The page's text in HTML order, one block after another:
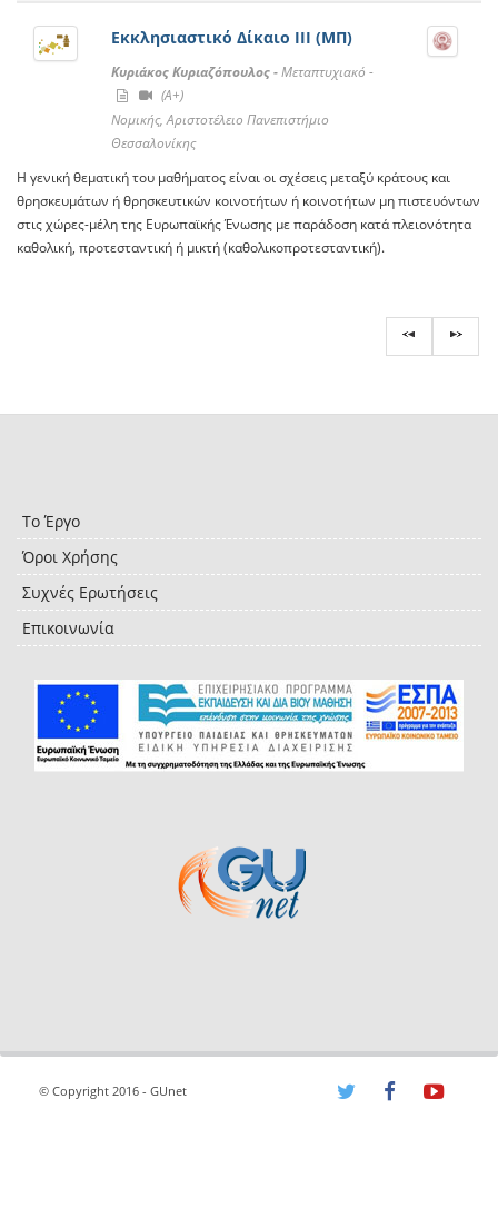
Εκκλησιαστικό Δίκαιο ΙΙΙ (ΜΠ)
Κυριάκος Κυριαζόπουλος -Μεταπτυχιακό -
(A+)
Νομικής, Αριστοτέλειο Πανεπιστήμιο
Θεσσαλονίκης
Η γενική θεματική του μαθήματος είναι οι σχέσεις μεταξύ κράτους και
θρησκευμάτων ή θρησκευτικών κοινοτήτων ή κοινοτήτων μη πιστευόντων
στις χώρες-μέλη της Ευρωπαϊκής Ένωσης με παράδοση κατά πλειονότητα
καθολική, προτεσταντική ή μικτή (καθολικοπροτεσταντική).
Το Έργο
Όροι Χρήσης
Συχνές Ερωτήσεις
Επικοινωνία
© Copyright 2016 - GUnet